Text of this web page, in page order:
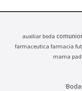
auxiliar boda
farmaceutica farmacia
mama